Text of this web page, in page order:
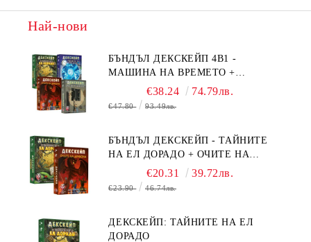
Най-нови
БЪНДЪЛ ДЕКСКЕЙП 4В1 -
МАШИНА НА ВРЕМЕТО +
БЯГСТВО ОТ АЛКАТРАЗ +
ТАЙНИТЕ НА ЕЛ ДОРАДО +
€38.24 74.79лв.
€47.80 93.49лв.
БЪНДЪЛ ДЕКСКЕЙП - ТАЙНИТЕ
НА ЕЛ ДОРАДО + ОЧИТЕ НА
ДРАКОНА€20.31 39.72лв.
€23.90 46.74лв.
ДЕКСКЕЙП: ТАЙНИТЕ НА ЕЛ
ДОРАДО